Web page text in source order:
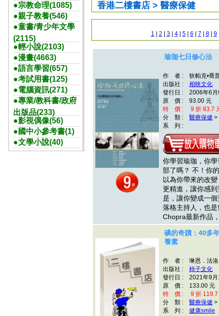
●宗教命理(1085)
●親子教養(546)
●童書/青少年文學
(2115)
●輕小說(2103)
●漫畫(4663)
●語言學習(657)
●考試用書(125)
●電腦資訊(271)
●專業/教科書/政府
出版品(233)
●影視偶像(56)
●國中小參考書(1)
●文學小說(40)
香港二樓書店 > 醫療保健
1 2 3| 4| 5| 6 7 8| 9
瑜珈七日修心法
作 者 : 狄帕克•喬
出版社 : 相映文化
發行日 : 2006年6月
原 價 : 93.00 元
特 價 : 9 折 83.7
分 類 : 醫療保健 >
系 列 :
你學習瑜珈，你
部了嗎？ 不！你
以為你帶來的改
更精進，讓你感
是，讓你變成一
落格主持人，也
Chopra最新作品
碘的奇蹟：40多
養素
作 者 : 琳恩．法洛
出版社 : 柿子文化
發行日 : 2021年9月
原 價 : 133.00 元
特 價 : 9 折 119.7
分 類 : 醫療保健 >
系 列 : 健康smile